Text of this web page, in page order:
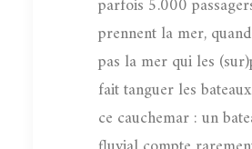
parfois 5.000
prennent la mer,
pas la mer qui les
fait tanguer les
ce cauchemar : un